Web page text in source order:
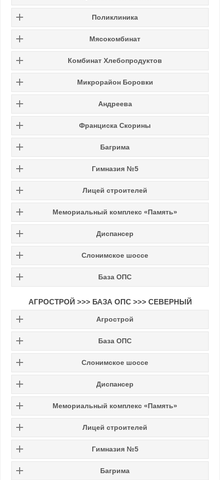
Поликлиника
Мясокомбинат
Комбинат Хлебопродуктов
Микрорайон Боровки
Андреева
Франциска Скорины
Багрима
Гимназия №5
Лицей строителей
Мемориальный комплекс «Память»
Диспансер
Слонимское шоссе
База ОПС
АГРОСТРОЙ >>> БАЗА ОПС >>> СЕВЕРНЫЙ
Агрострой
База ОПС
Слонимское шоссе
Диспансер
Мемориальный комплекс «Память»
Лицей строителей
Гимназия №5
Багрима